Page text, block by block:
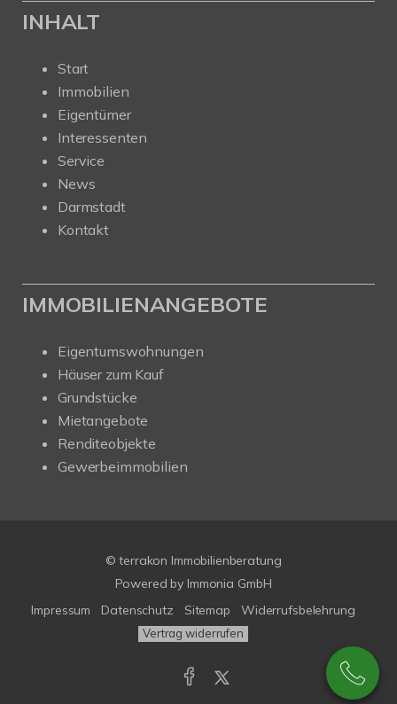
INHALT
Start
Immobilien
Eigentümer
Interessenten
Service
News
Darmstadt
Kontakt
IMMOBILIENANGEBOTE
Eigentumswohnungen
Häuser zum Kauf
Grundstücke
Mietangebote
Renditeobjekte
Gewerbeimmobilien
© terrakon Immobilienberatung
Powered by Immonia GmbH
Impressum
Datenschutz Sitemap Widerrufsbelehrung
Vertrag widerrufen